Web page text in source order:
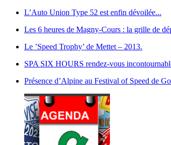
L’Auto Union Type 52 est enfin dévoilée...
Les 6 heures de Magny-Cours : la grille de
Le ’Speed Trophy’ de Mettet – 2013.
SPA SIX HOURS rendez-vous
Présence d’Alpine au Festival of Speed de